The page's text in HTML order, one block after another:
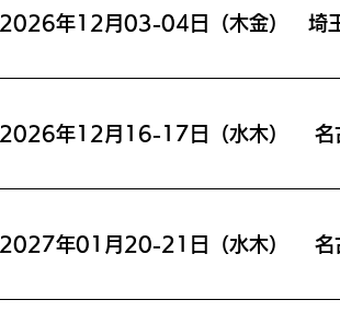
2026年12月16-17日（水木） 名
2027年01月20-21日（水木） 名